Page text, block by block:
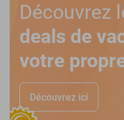
Découvrez
deals de
votre
Découvrez ici